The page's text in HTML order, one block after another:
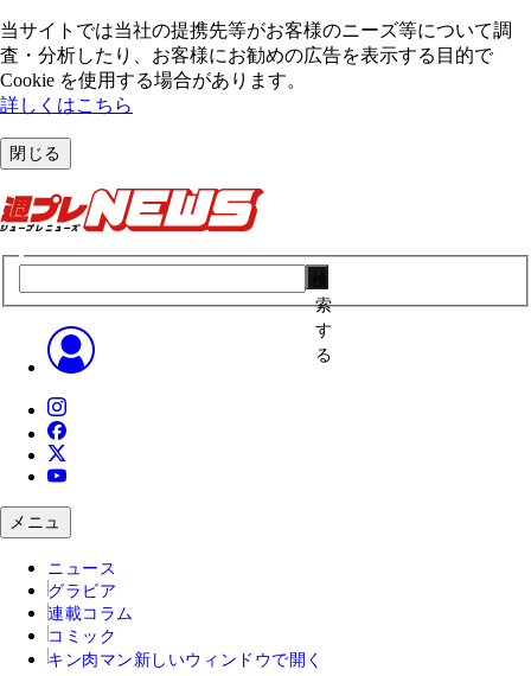
当サイトでは当社の提携先等がお客様のニーズ等について調
査・分析したり、お客様にお勧めの広告を表⽰する⽬的で
Cookie を使⽤する場合があります。
詳しくはこちら
閉じる
索
す
る
メニュ
ニュース
グラビア
連載コラム
コミック
キン肉マン 新しいウィンドウで開く